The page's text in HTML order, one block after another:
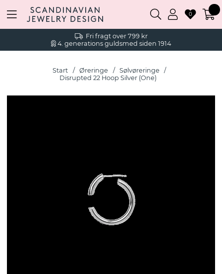
Fri fragt over 799 kr
4. generations guldsmed siden 1914
0
Start Øreringe
Sølvøreringe
Disrupted 22 Hoop Silver (One)